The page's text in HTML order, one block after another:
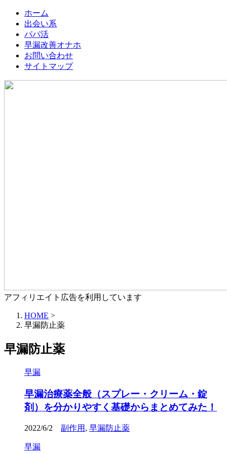
ホーム
出会い系
パパ活
早漏改善オナホ
お問い合わせ
サイトマップ
アフィリエイト広告を利用しています
HOME >
早漏防止薬
早漏防止薬
早漏
早漏治療薬全般（スプレー・クリーム・錠
剤）を分かりやすく基礎からまとめてみた！
2022/6/2 副作用 , 早漏防止薬
早漏